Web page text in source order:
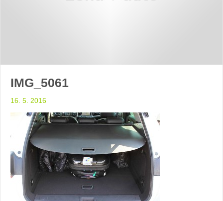
IMG_5061
16. 5. 2016